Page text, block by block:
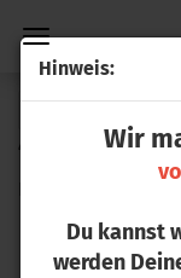
Hin­weis:
Wir
Du kannst
werden
41
Artikel in dieser